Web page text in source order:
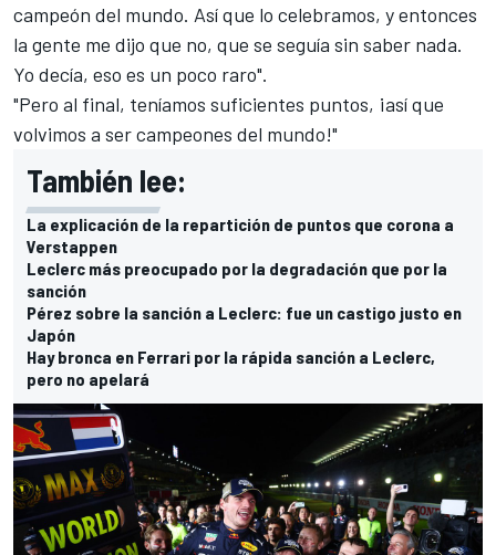
campeón del mundo. Así que lo celebramos, y entonces
la gente me dijo que no, que se seguía sin saber nada.
Yo decía, eso es un poco raro".
"Pero al final, teníamos suficientes puntos, ¡así que
volvimos a ser campeones del mundo!"
También lee:
La explicación de la repartición de puntos que corona a
Verstappen
Leclerc más preocupado por la degradación que por la
sanción
Pérez sobre la sanción a Leclerc: fue un castigo justo en
Japón
Hay bronca en Ferrari por la rápida sanción a Leclerc,
pero no apelará